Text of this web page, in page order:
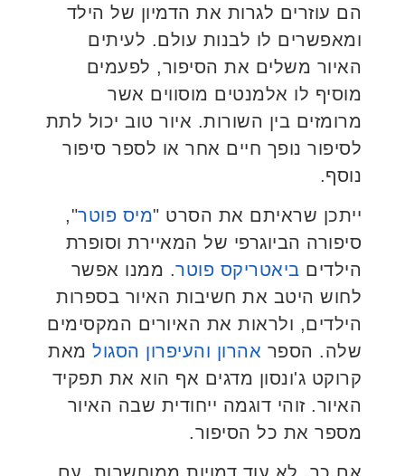
הם עוזרים לגרות את הדמיון של הילד
ומאפשרים לו לבנות עולם. לעיתים
האיור משלים את הסיפור, לפעמים
מוסיף לו אלמנטים מוסווים אשר
מרומזים בין השורות. איור טוב יכול לתת
לסיפור נופך חיים אחר או לספר סיפור
נוסף.
ייתכן שראיתם את הסרט "מיס פוטר",
סיפורה הביוגרפי של המאיירת וסופרת
הילדים ביאטריקס פוטר. ממנו אפשר
לחוש היטב את חשיבות האיור בספרות
הילדים, ולראות את האיורים המקסימים
שלה. הספר אהרון והעיפרון הסגול מאת
קרוקט ג'ונסון מדגים אף הוא את תפקיד
האיור. זוהי דוגמה ייחודית שבה האיור
מספר את כל הסיפור.